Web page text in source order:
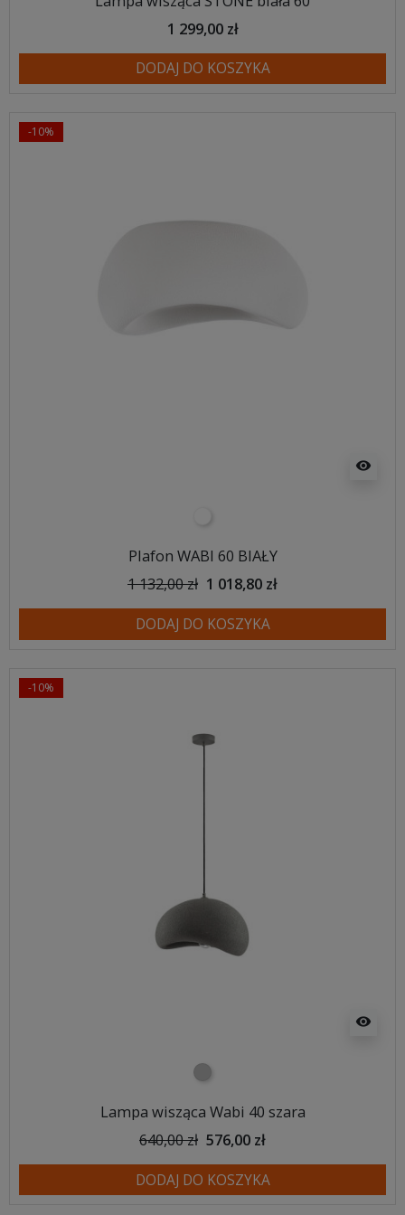
1 299,00 zł
DODAJ DO KOSZYKA
-10%
visibility
Plafon WABI 60 BIAŁY
1 132,00 zł 1 018,80 zł
DODAJ DO KOSZYKA
-10%
visibility
szary
Lampa wisząca Wabi 40 szara
640,00 zł 576,00 zł
DODAJ DO KOSZYKA